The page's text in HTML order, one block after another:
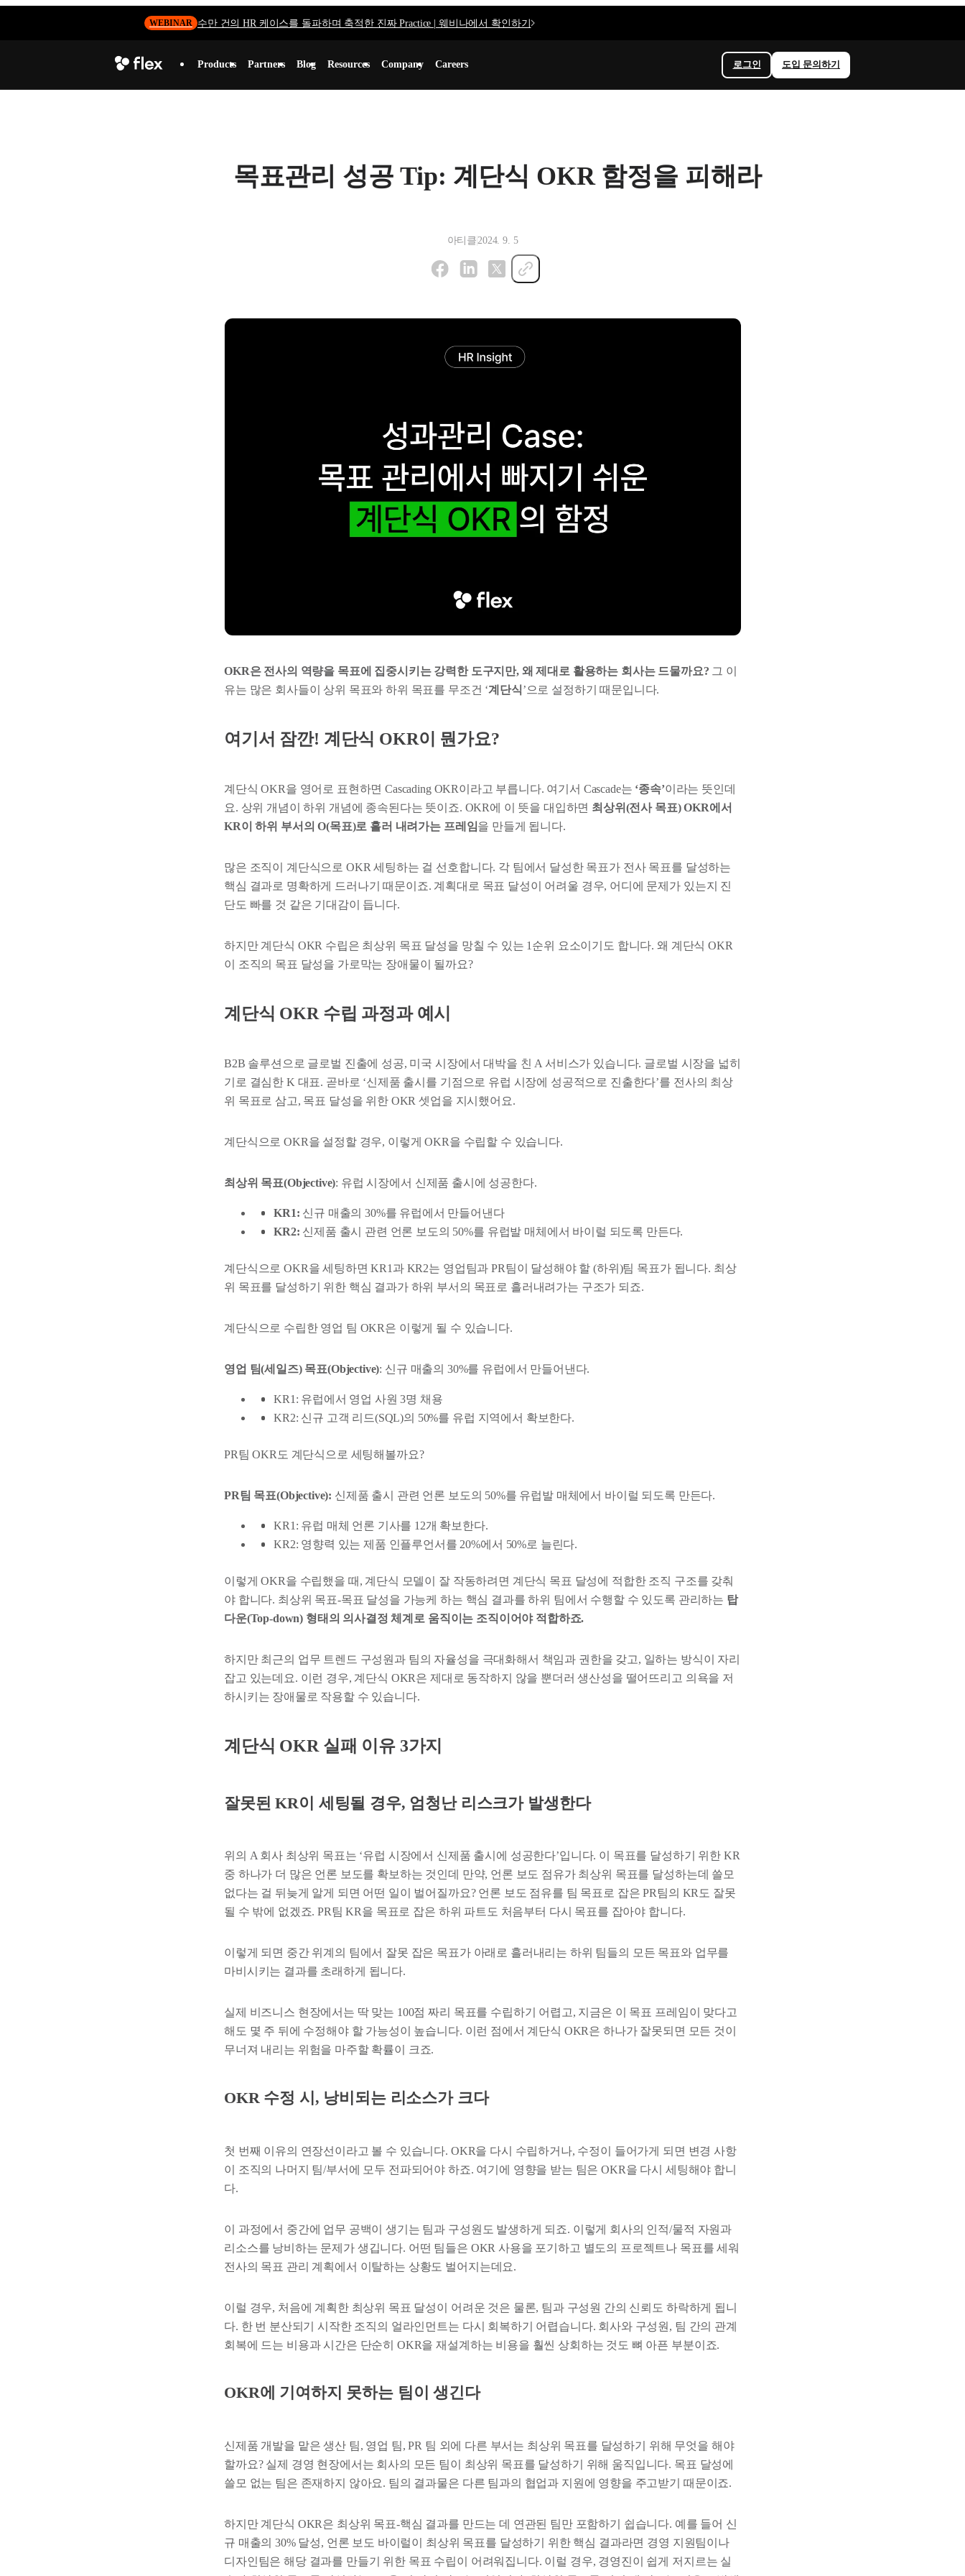
WEBINAR 수만 건의 HR 케이스를 돌파하며 축적한 진짜 Practice | 웨비나에서 확인하기
Products Partners Blog Resources Company Careers 로그인 도입 문의하기
목표관리 성공 Tip: 계단식 OKR 함정을 피해라
아티클2024. 9. 5
OKR은 전사의 역량을 목표에 집중시키는 강력한 도구지만, 왜 제대로 활용하는 회사는 드물까요? 그 이
유는 많은 회사들이 상위 목표와 하위 목표를 무조건 ‘계단식’으로 설정하기 때문입니다.
여기서 잠깐! 계단식 OKR이 뭔가요?
계단식 OKR을 영어로 표현하면 Cascading OKR이라고 부릅니다. 여기서 Cascade는 ‘종속’이라는 뜻인데
요. 상위 개념이 하위 개념에 종속된다는 뜻이죠. OKR에 이 뜻을 대입하면 최상위(전사 목표) OKR에서
KR이 하위 부서의 O(목표)로 흘러 내려가는 프레임을 만들게 됩니다.
많은 조직이 계단식으로 OKR 세팅하는 걸 선호합니다. 각 팀에서 달성한 목표가 전사 목표를 달성하는
핵심 결과로 명확하게 드러나기 때문이죠. 계획대로 목표 달성이 어려울 경우, 어디에 문제가 있는지 진
단도 빠를 것 같은 기대감이 듭니다.
하지만 계단식 OKR 수립은 최상위 목표 달성을 망칠 수 있는 1순위 요소이기도 합니다. 왜 계단식 OKR
이 조직의 목표 달성을 가로막는 장애물이 될까요?
계단식 OKR 수립 과정과 예시
B2B 솔루션으로 글로벌 진출에 성공, 미국 시장에서 대박을 친 A 서비스가 있습니다. 글로벌 시장을 넓히
기로 결심한 K 대표. 곧바로 ‘신제품 출시를 기점으로 유럽 시장에 성공적으로 진출한다’를 전사의 최상
위 목표로 삼고, 목표 달성을 위한 OKR 셋업을 지시했어요.
계단식으로 OKR을 설정할 경우, 이렇게 OKR을 수립할 수 있습니다.
최상위 목표(Objective): 유럽 시장에서 신제품 출시에 성공한다.
KR1: 신규 매출의 30%를 유럽에서 만들어낸다
KR2: 신제품 출시 관련 언론 보도의 50%를 유럽발 매체에서 바이럴 되도록 만든다.
계단식으로 OKR을 세팅하면 KR1과 KR2는 영업팀과 PR팀이 달성해야 할 (하위)팀 목표가 됩니다. 최상
위 목표를 달성하기 위한 핵심 결과가 하위 부서의 목표로 흘러내려가는 구조가 되죠.
계단식으로 수립한 영업 팀 OKR은 이렇게 될 수 있습니다.
영업 팀(세일즈) 목표(Objective): 신규 매출의 30%를 유럽에서 만들어낸다.
KR1: 유럽에서 영업 사원 3명 채용
KR2: 신규 고객 리드(SQL)의 50%를 유럽 지역에서 확보한다.
PR팀 OKR도 계단식으로 세팅해볼까요?
PR팀 목표(Objective): 신제품 출시 관련 언론 보도의 50%를 유럽발 매체에서 바이럴 되도록 만든다.
KR1: 유럽 매체 언론 기사를 12개 확보한다.
KR2: 영향력 있는 제품 인플루언서를 20%에서 50%로 늘린다.
이렇게 OKR을 수립했을 때, 계단식 모델이 잘 작동하려면 계단식 목표 달성에 적합한 조직 구조를 갖춰
야 합니다. 최상위 목표-목표 달성을 가능케 하는 핵심 결과를 하위 팀에서 수행할 수 있도록 관리하는 탑
다운(Top-down) 형태의 의사결정 체계로 움직이는 조직이어야 적합하죠.
하지만 최근의 업무 트렌드 구성원과 팀의 자율성을 극대화해서 책임과 권한을 갖고, 일하는 방식이 자리
잡고 있는데요. 이런 경우, 계단식 OKR은 제대로 동작하지 않을 뿐더러 생산성을 떨어뜨리고 의욕을 저
하시키는 장애물로 작용할 수 있습니다.
계단식 OKR 실패 이유 3가지
잘못된 KR이 세팅될 경우, 엄청난 리스크가 발생한다
위의 A 회사 최상위 목표는 ‘유럽 시장에서 신제품 출시에 성공한다’입니다. 이 목표를 달성하기 위한 KR
중 하나가 더 많은 언론 보도를 확보하는 것인데 만약, 언론 보도 점유가 최상위 목표를 달성하는데 쓸모
없다는 걸 뒤늦게 알게 되면 어떤 일이 벌어질까요? 언론 보도 점유를 팀 목표로 잡은 PR팀의 KR도 잘못
될 수 밖에 없겠죠. PR팀 KR을 목표로 잡은 하위 파트도 처음부터 다시 목표를 잡아야 합니다.
이렇게 되면 중간 위계의 팀에서 잘못 잡은 목표가 아래로 흘러내리는 하위 팀들의 모든 목표와 업무를
마비시키는 결과를 초래하게 됩니다.
실제 비즈니스 현장에서는 딱 맞는 100점 짜리 목표를 수립하기 어렵고, 지금은 이 목표 프레임이 맞다고
해도 몇 주 뒤에 수정해야 할 가능성이 높습니다. 이런 점에서 계단식 OKR은 하나가 잘못되면 모든 것이
무너져 내리는 위험을 마주할 확률이 크죠.
OKR 수정 시, 낭비되는 리소스가 크다
첫 번째 이유의 연장선이라고 볼 수 있습니다. OKR을 다시 수립하거나, 수정이 들어가게 되면 변경 사항
이 조직의 나머지 팀/부서에 모두 전파되어야 하죠. 여기에 영향을 받는 팀은 OKR을 다시 세팅해야 합니
다.
이 과정에서 중간에 업무 공백이 생기는 팀과 구성원도 발생하게 되죠. 이렇게 회사의 인적/물적 자원과
리소스를 낭비하는 문제가 생깁니다. 어떤 팀들은 OKR 사용을 포기하고 별도의 프로젝트나 목표를 세워
전사의 목표 관리 계획에서 이탈하는 상황도 벌어지는데요.
이럴 경우, 처음에 계획한 최상위 목표 달성이 어려운 것은 물론, 팀과 구성원 간의 신뢰도 하락하게 됩니
다. 한 번 분산되기 시작한 조직의 얼라인먼트는 다시 회복하기 어렵습니다. 회사와 구성원, 팀 간의 관계
회복에 드는 비용과 시간은 단순히 OKR을 재설계하는 비용을 훨씬 상회하는 것도 뼈 아픈 부분이죠.
OKR에 기여하지 못하는 팀이 생긴다
신제품 개발을 맡은 생산 팀, 영업 팀, PR 팀 외에 다른 부서는 최상위 목표를 달성하기 위해 무엇을 해야
할까요? 실제 경영 현장에서는 회사의 모든 팀이 최상위 목표를 달성하기 위해 움직입니다. 목표 달성에
쓸모 없는 팀은 존재하지 않아요. 팀의 결과물은 다른 팀과의 협업과 지원에 영향을 주고받기 때문이죠.
하지만 계단식 OKR은 최상위 목표-핵심 결과를 만드는 데 연관된 팀만 포함하기 쉽습니다. 예를 들어 신
규 매출의 30% 달성, 언론 보도 바이럴이 최상위 목표를 달성하기 위한 핵심 결과라면 경영 지원팀이나
디자인팀은 해당 결과를 만들기 위한 목표 수립이 어려워집니다. 이럴 경우, 경영진이 쉽게 저지르는 실